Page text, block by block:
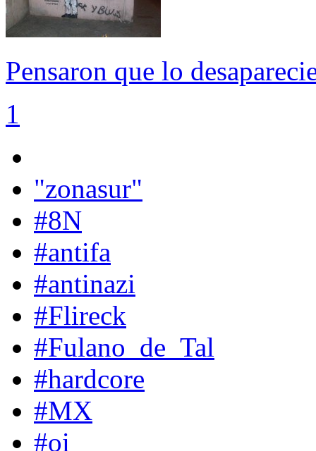
Pensaron que lo
1
"zonasur"
#8N
#antifa
#antinazi
#Flireck
#Fulano_de_Tal
#hardcore
#MX
#oi